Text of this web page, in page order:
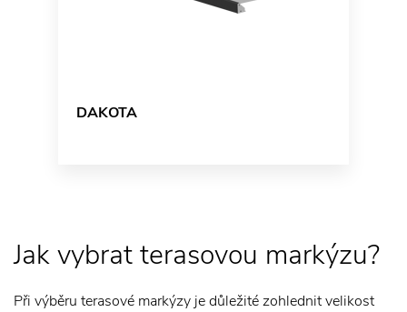
DAKOTA
Jak vybrat terasovou markýzu?
Při výběru terasové markýzy je důležité zohlednit velikost